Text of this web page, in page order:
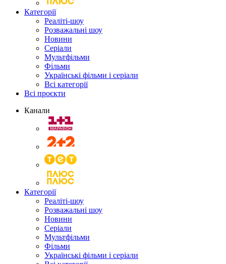
Категорії
Реаліті-шоу
Розважальні шоу
Новини
Серіали
Мультфільми
Фільми
Українські фільми і серіали
Всі категорії
Всі проєкти
Канали
Категорії
Реаліті-шоу
Розважальні шоу
Новини
Серіали
Мультфільми
Фільми
Українські фільми і серіали